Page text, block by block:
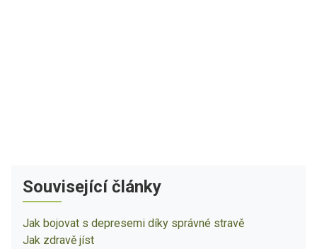
Související články
Jak bojovat s depresemi díky správné stravě
Jak zdravě jíst